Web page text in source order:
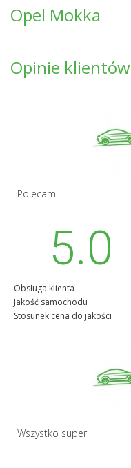
Opel Mokka
Opinie klientów
Polecam
5.0
Obsługa klienta
Jakość samochodu
Stosunek cena do jakości
Wszystko super